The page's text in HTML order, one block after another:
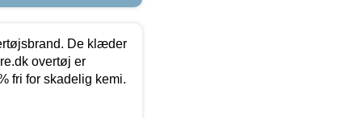
De klæder
overtøj er
fri for skadelig kemi.